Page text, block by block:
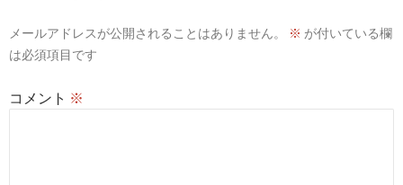
ョ
メールアドレスが公開されることはありません。 ※ が付いている欄
は必須項目です
コメント ※